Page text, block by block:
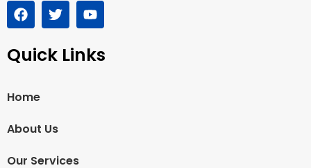
Quick Links
Home
About Us
Our Services